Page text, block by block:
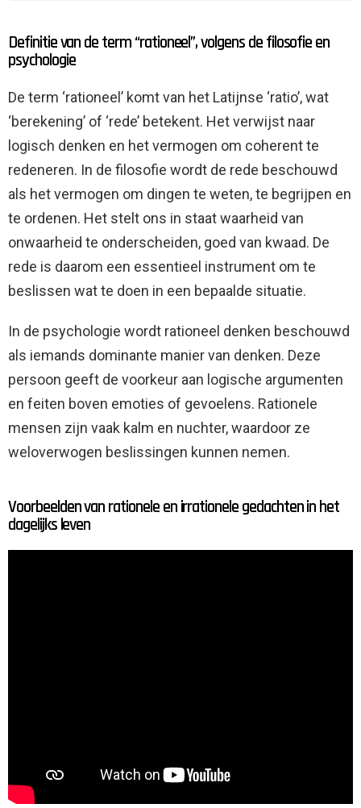
Definitie van de term “rationeel”, volgens de filosofie en
psychologie
De term ‘rationeel’ komt van het Latijnse ‘ratio’, wat
‘berekening’ of ‘rede’ betekent. Het verwijst naar
logisch denken en het vermogen om coherent te
redeneren. In de filosofie wordt de rede beschouwd
als het vermogen om dingen te weten, te begrijpen en
te ordenen. Het stelt ons in staat waarheid van
onwaarheid te onderscheiden, goed van kwaad. De
rede is daarom een ​​essentieel instrument om te
beslissen wat te doen in een bepaalde situatie.
In de psychologie wordt rationeel denken beschouwd
als iemands dominante manier van denken. Deze
persoon geeft de voorkeur aan logische argumenten
en feiten boven emoties of gevoelens. Rationele
mensen zijn vaak kalm en nuchter, waardoor ze
weloverwogen beslissingen kunnen nemen.
Voorbeelden van rationele en irrationele gedachten in het
dagelijks leven